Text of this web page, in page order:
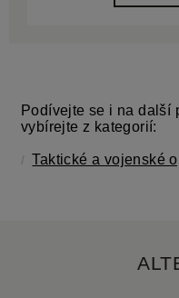
Podívejte se i na další
vybírejte z kategorií:
Taktické a vojenské